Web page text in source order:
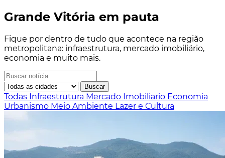
Grande Vitória em pauta
Fique por dentro de tudo que acontece na região
metropolitana: infraestrutura, mercado imobiliário,
economia e muito mais.
Buscar
Todas Infraestrutura Mercado Imobiliario Economia
Urbanismo Meio Ambiente Lazer e Cultura